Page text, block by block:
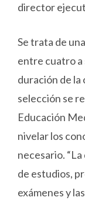
director
Se trata de
entre cuatro a
duración de la
selección se
Educación
nivelar los
necesario.
de estudios,
exámenes y